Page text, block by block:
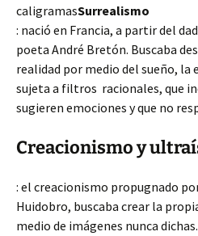
caligramasSurrealismo
: nació en Francia, a partir del
poeta André Bretón. Buscaba
realidad por medio del sueño,
sujeta a filtros racionales, que
sugieren emociones y que no
Creacionismo y
: el creacionismo propugnado
Huidobro, buscaba crear la
medio de imágenes nunca